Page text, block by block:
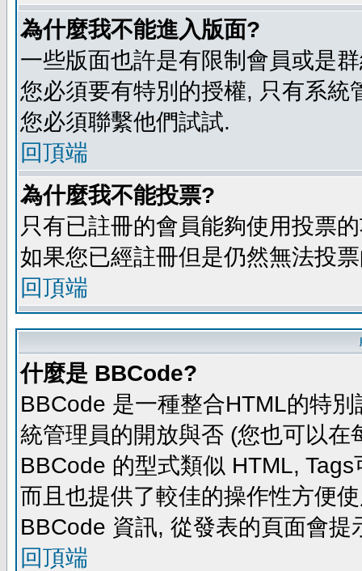
為什麼我不能進入版面?
一些版面也許是有限制會員或是
您必須要有特別的授權, 只有系
您必須聯繫他們試試.
回頂端
為什麼我不能投票?
只有已註冊的會員能夠使用投票
如果您已經註冊但是仍然無法投
回頂端
什麼是 BBCode?
BBCode 是一種整合HTML的特
統管理員的開放與否 (您也可以
BBCode 的型式類似 HTML,
而且也提供了較佳的操作性方便
BBCode 資訊, 從發表的頁面會提
回頂端